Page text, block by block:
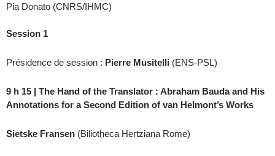
Pia Donato (CNRS/IHMC)
Session 1
Présidence de session : Pierre Musitelli (ENS-PSL)
9 h 15 | The Hand of the Translator : Abraham Bauda and His
Annotations for a Second Edition of van Helmont’s Works
Sietske Fransen (Biliotheca Hertziana Rome)